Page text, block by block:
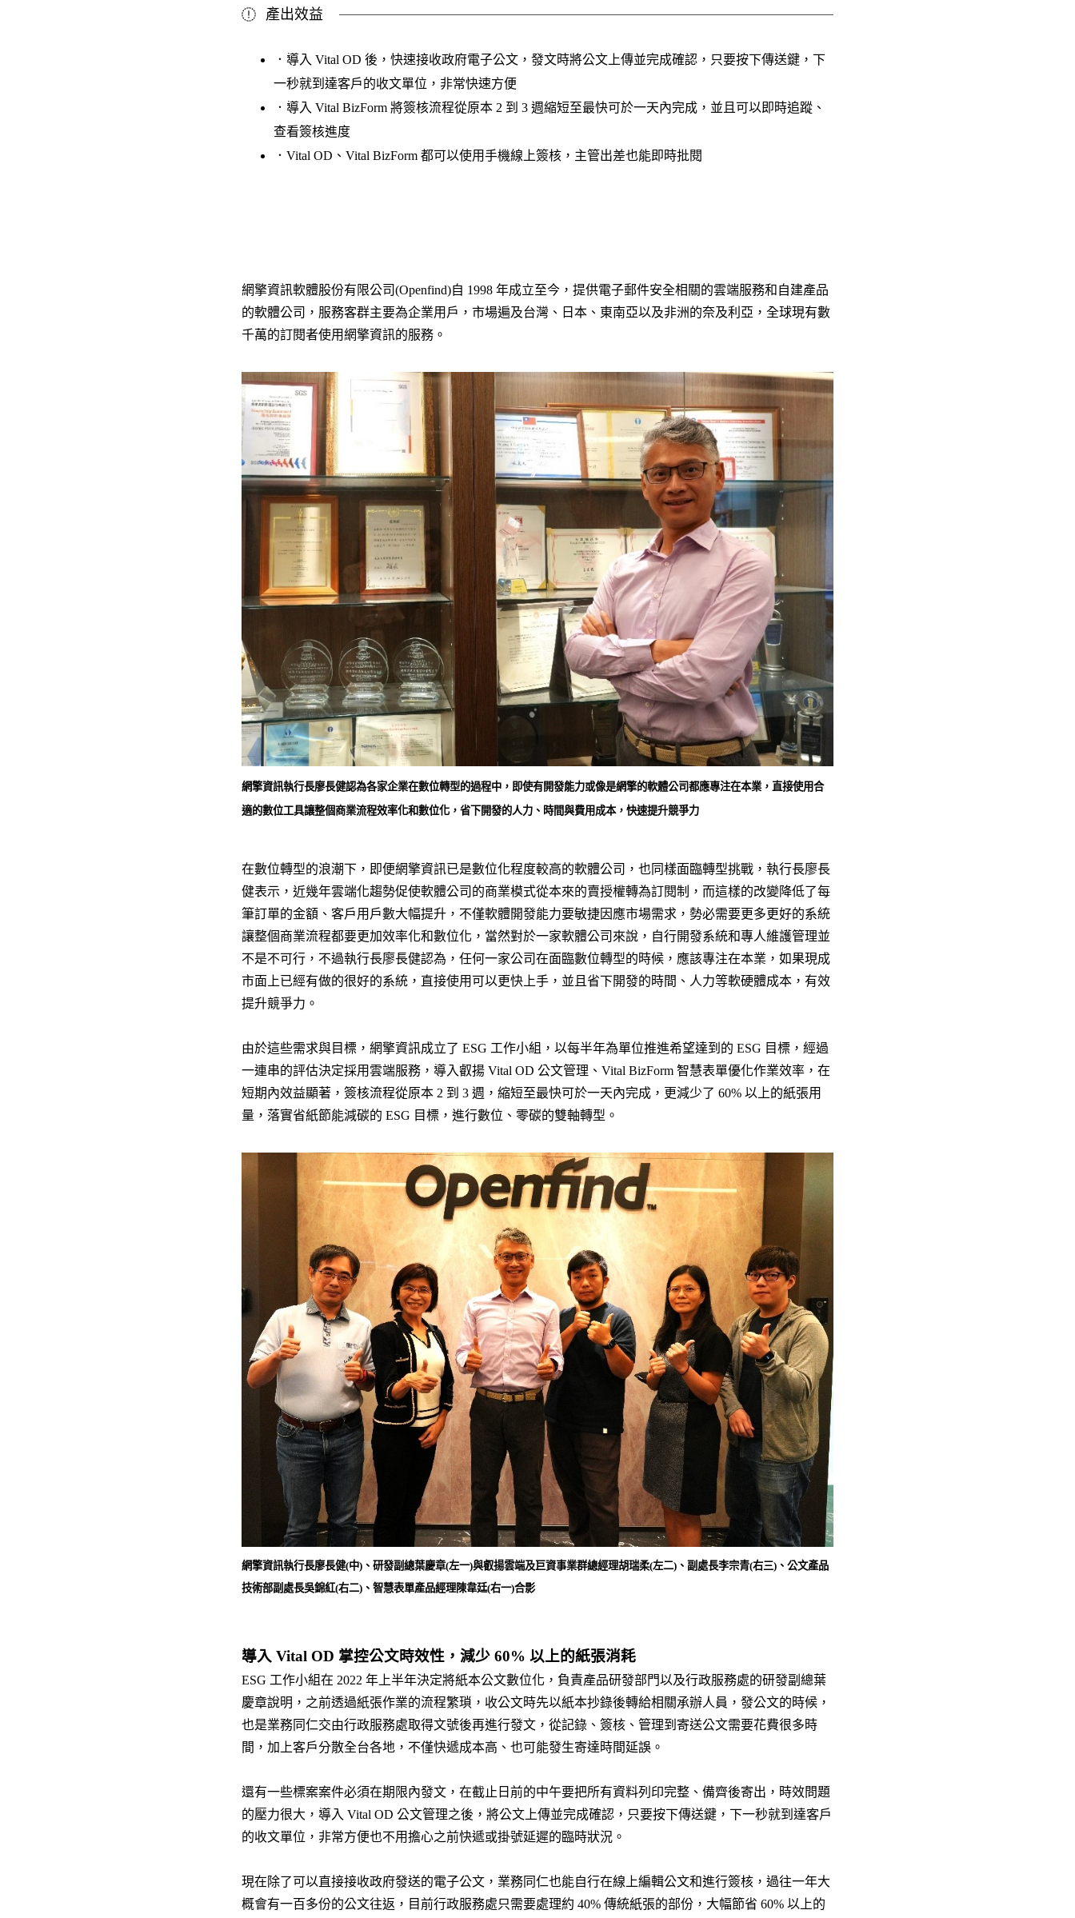
產出效益
．導入 Vital OD 後，快速接收政府電子公文，發文時將公文上傳並完成確認，只要按下傳送鍵，下
一秒就到達客戶的收文單位，非常快速方便
．導入 Vital BizForm 將簽核流程從原本 2 到 3 週縮短至最快可於一天內完成，並且可以即時追蹤、
查看簽核進度
．Vital OD、Vital BizForm 都可以使用手機線上簽核，主管出差也能即時批閱
網擎資訊軟體股份有限公司(Openfind)自 1998 年成立至今，提供電子郵件安全相關的雲端服務和自建產品
的軟體公司，服務客群主要為企業用戶，市場遍及台灣、日本、東南亞以及非洲的奈及利亞，全球現有數
千萬的訂閱者使用網擎資訊的服務。
網擎資訊執行長廖長健認為各家企業在數位轉型的過程中，即使有開發能力或像是網擎的軟體公司都應專注在本業，直接使用合
適的數位工具讓整個商業流程效率化和數位化，省下開發的人力、時間與費用成本，快速提升競爭力
在數位轉型的浪潮下，即便網擎資訊已是數位化程度較高的軟體公司，也同樣面臨轉型挑戰，執行長廖長
健表示，近幾年雲端化趨勢促使軟體公司的商業模式從本來的賣授權轉為訂閱制，而這樣的改變降低了每
筆訂單的金額、客戶用戶數大幅提升，不僅軟體開發能力要敏捷因應市場需求，勢必需要更多更好的系統
讓整個商業流程都要更加效率化和數位化，當然對於一家軟體公司來說，自行開發系統和專人維護管理並
不是不可行，不過執行長廖長健認為，任何一家公司在面臨數位轉型的時候，應該專注在本業，如果現成
市面上已經有做的很好的系統，直接使用可以更快上手，並且省下開發的時間、人力等軟硬體成本，有效
提升競爭力。
由於這些需求與目標，網擎資訊成立了 ESG 工作小組，以每半年為單位推進希望達到的 ESG 目標，經過
一連串的評估決定採用雲端服務，導入叡揚 Vital OD 公文管理、Vital BizForm 智慧表單優化作業效率，在
短期內效益顯著，簽核流程從原本 2 到 3 週，縮短至最快可於一天內完成，更減少了 60% 以上的紙張用
量，落實省紙節能減碳的 ESG 目標，進行數位、零碳的雙軸轉型。
網擎資訊執行長廖長健(中)、研發副總葉慶章(左一)與叡揚雲端及巨資事業群總經理胡瑞柔(左二)、副處長李宗青(右三)、公文產品
技術部副處長吳錦紅(右二)、智慧表單產品經理陳韋廷(右一)合影
導入 Vital OD 掌控公文時效性，減少 60% 以上的紙張消耗
ESG 工作小組在 2022 年上半年決定將紙本公文數位化，負責產品研發部門以及行政服務處的研發副總葉
慶章說明，之前透過紙張作業的流程繁瑣，收公文時先以紙本抄錄後轉給相關承辦人員，發公文的時候，
也是業務同仁交由行政服務處取得文號後再進行發文，從記錄、簽核、管理到寄送公文需要花費很多時
間，加上客戶分散全台各地，不僅快遞成本高、也可能發生寄達時間延誤。
還有一些標案案件必須在期限內發文，在截止日前的中午要把所有資料列印完整、備齊後寄出，時效問題
的壓力很大，導入 Vital OD 公文管理之後，將公文上傳並完成確認，只要按下傳送鍵，下一秒就到達客戶
的收文單位，非常方便也不用擔心之前快遞或掛號延遲的臨時狀況。
現在除了可以直接接收政府發送的電子公文，業務同仁也能自行在線上編輯公文和進行簽核，過往一年大
概會有一百多份的公文往返，目前行政服務處只需要處理約 40% 傳統紙張的部份，大幅節省 60% 以上的